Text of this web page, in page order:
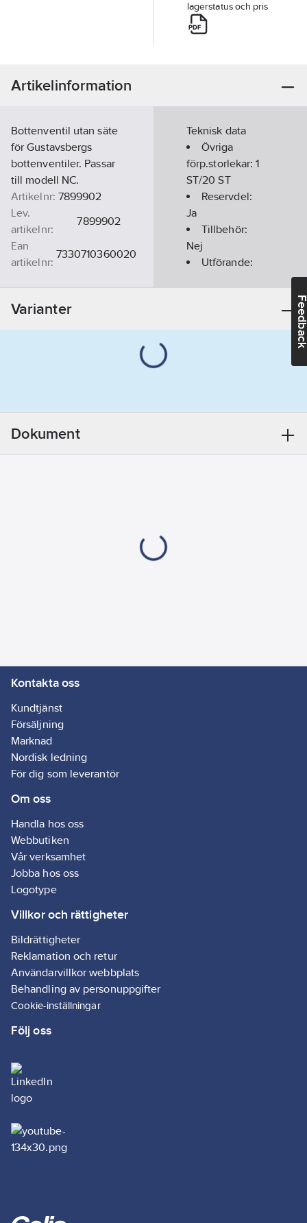
lagerstatus och pris
Artikelinformation
Bottenventil utan säte
för Gustavsbergs
bottenventiler. Passar
till modell NC.
Artikelnr: 7899902
Lev.
artikelnr:
7899902
Ean
artikelnr:
7330710360020
Teknisk data
Övriga
förp.storlekar:1
ST/20 ST
Reservdel:
Ja
Tillbehör:
Nej
Utförande:
Datum:2023-
Varianter
Dokument
Kontakta oss
Kundtjänst
Försäljning
Marknad
Nordisk ledning
För dig som leverantör
Om oss
Handla hos oss
Webbutiken
Vår verksamhet
Jobba hos oss
Logotype
Villkor och rättigheter
Bildrättigheter
Reklamation och retur
Användarvillkor webbplats
Behandling av personuppgifter
Cookie-inställningar
Följ oss